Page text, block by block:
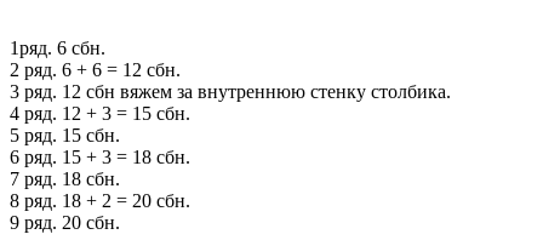
1ряд. 6 сбн.
2 ряд. 6 + 6 = 12 сбн.
3 ряд. 12 сбн вяжем за внутреннюю стенку столбика.
4 ряд. 12 + 3 = 15 сбн.
5 ряд. 15 сбн.
6 ряд. 15 + 3 = 18 сбн.
7 ряд. 18 сбн.
8 ряд. 18 + 2 = 20 сбн.
9 ряд. 20 сбн.